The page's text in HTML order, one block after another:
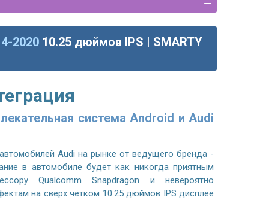
2020 10.25 дюймов IPS | SMARTY
система Android и Audi
Audi на рынке от ведущего бренда -
в автомобиле будет как никогда приятным
Qualcomm Snapdragon и невероятно
на сверх чётком 10.25 дюймов IPS дисплее